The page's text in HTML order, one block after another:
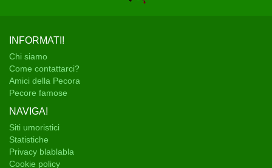
INFORMATI!
Chi siamo
Come contattarci?
Amici della Pecora
Pecore famose
NAVIGA!
Siti umoristici
Statistiche
Privacy blablabla
Cookie policy